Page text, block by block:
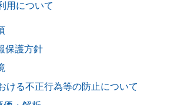
用について
保護方針
ける不正行為等の防止について